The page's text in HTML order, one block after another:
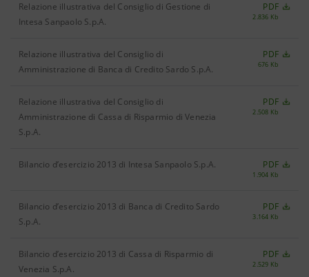
Relazione illustrativa del Consiglio di Gestione di
Intesa Sanpaolo S.p.A.
PDF
2.836 Kb
Relazione illustrativa del Consiglio di
Amministrazione di Banca di Credito Sardo S.p.A.
PDF
676 Kb
Relazione illustrativa del Consiglio di
Amministrazione di Cassa di Risparmio di Venezia
S.p.A.
PDF
2.508 Kb
Bilancio d’esercizio 2013 di Intesa Sanpaolo S.p.A. PDF
1.904 Kb
Bilancio d’esercizio 2013 di Banca di Credito Sardo
S.p.A.
PDF
3.164 Kb
Bilancio d’esercizio 2013 di Cassa di Risparmio di
Venezia S.p.A.
PDF
2.529 Kb